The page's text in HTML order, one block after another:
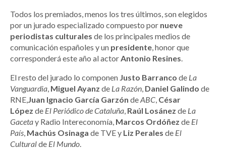
Todos los premiados, menos los tres últimos, son elegidos
por un jurado especializado compuesto por nueve
periodistas culturales de los principales medios de
comunicación españoles y un presidente, honor que
corresponderá este año al actorAntonio Resines.
El resto del jurado lo componen Justo Barranco de La
Vanguardia, Miguel Ayanz de La Razón, Daniel Galindo de
RNE,Juan Ignacio García Garzón deABC, César
López de El Periódico de Cataluña, Raúl Losánez de La
Gacetay Radio Intereconomía, Marcos Ordóñez de El
País, Machús Osinaga de TVE y Liz Perales de El
Culturalde El Mundo.